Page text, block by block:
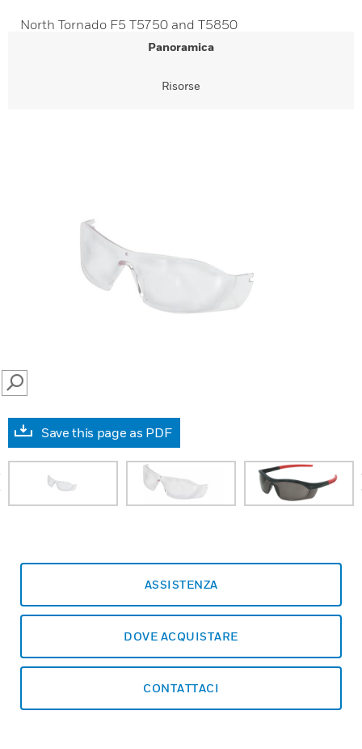
North Tornado F5 T5750 and T5850
Panoramica
Risorse
SEARCH
Save this page as PDF
ASSISTENZA
DOVE ACQUISTARE
CONTATTACI